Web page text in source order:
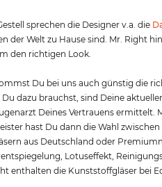
sprechen die Designer v.a. die
der Welt zu Hause sind. Mr. Right
den richtigen Look.
Du bei uns auch günstig die
Du dazu brauchst, sind Deine
Deines Vertrauens ermittelt.
hast Du dann die Wahl
aus Deutschland oder
Lotuseffekt,
enthalten die Kunststoffgläser bei